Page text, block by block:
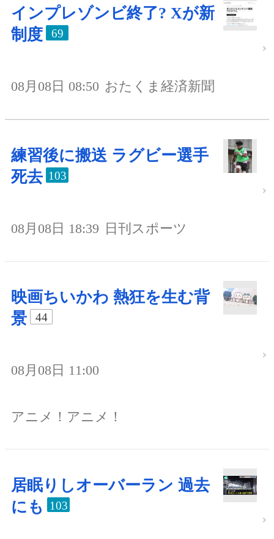
インプレゾンビ終了? Xが新
制度
69
08月08日 08:50 おたくま経済新聞
練習後に搬送 ラグビー選手
死去 103
08月08日 18:39 日刊スポーツ
映画ちいかわ 熱狂を生む背
景
44
08月08日 11:00
アニメ！アニメ！
居眠りしオーバーラン 過去
にも
103